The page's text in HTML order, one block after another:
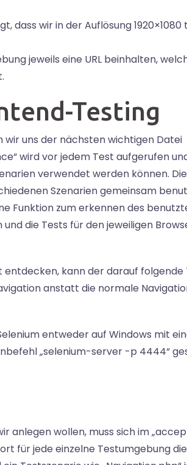
dass wir in der Auflösung
jeweils eine URL beinhalten,
Testing
uns der nächsten wichtigen Datei
wird vor jedem Test aufgerufen
verwendet werden können.
Szenarien gemeinsam
Funktion zum erkennen des
die Tests für den jeweiligen
kann der darauf folgende
anstatt die normale
entweder auf Windows mit
„selenium-server -p 4444“
anlegen wollen, muss sich im
für jede einzelne Testumgebung